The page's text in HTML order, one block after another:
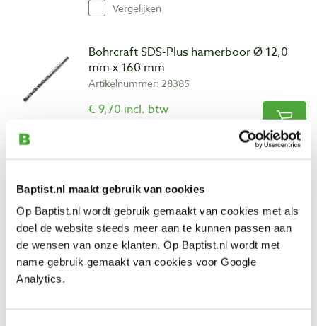
Baptist.nl maakt gebruik van cookies
Op Baptist.nl wordt gebruik gemaakt van cookies met als
doel de website steeds meer aan te kunnen passen aan
de wensen van onze klanten. Op Baptist.nl wordt met
name gebruik gemaakt van cookies voor Google
Analytics.
Vergelijken
Bohrcraft SDS-Plus hamerboor Ø 12,0
mm x 160 mm
Artikelnummer: 28385
€ 9,70 incl. btw
Bohrcraft SDS-Plus hamerboor Ø 12,0
mm x 210 mm
Artikelnummer: 28386
€ 11,45 incl. btw